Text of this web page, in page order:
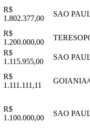
R$
1.802.377,00
SAO
R$
1.200.000,00
R$
1.115.955,00
SAO
R$
1.111.111,11
GOIANIA/
R$
1.100.000,00
SAO